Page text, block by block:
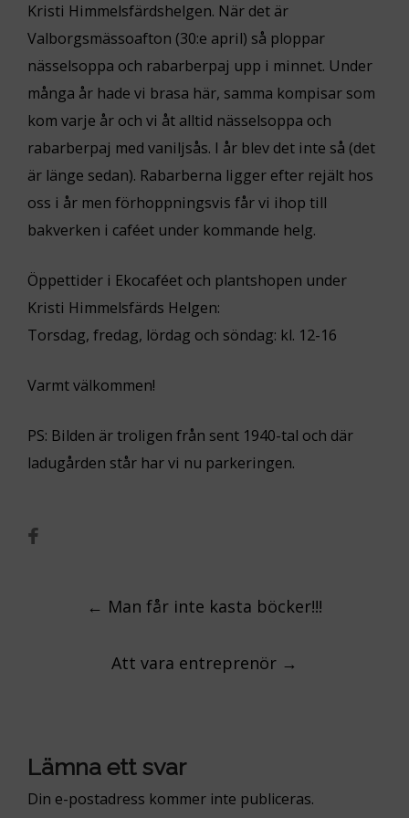
Kristi Himmelsfärdshelgen. När det är
Valborgsmässoafton (30:e april) så ploppar
nässelsoppa och rabarberpaj upp i minnet. Under
många år hade vi brasa här, samma kompisar som
kom varje år och vi åt alltid nässelsoppa och
rabarberpaj med vaniljsås. I år blev det inte så (det
är länge sedan). Rabarberna ligger efter rejält hos
oss i år men förhoppningsvis får vi ihop till
bakverken i caféet under kommande helg.
Öppettider i Ekocaféet och plantshopen under
Kristi Himmelsfärds Helgen:
Torsdag, fredag, lördag och söndag: kl. 12-16
Varmt välkommen!
PS: Bilden är troligen från sent 1940-tal och där
ladugården står har vi nu parkeringen.
Post
navigation
← Man får inte kasta böcker!!!
Att vara entreprenör →
Lämna ett svar
Din e-postadress kommer inte publiceras.